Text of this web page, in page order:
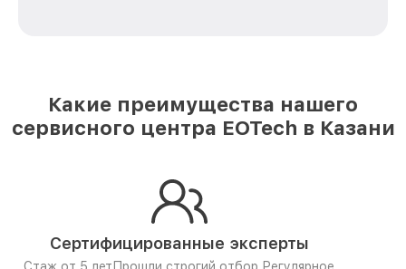
Какие преимущества нашего
сервисного центра EOTech в Казани
Сертифицированные эксперты